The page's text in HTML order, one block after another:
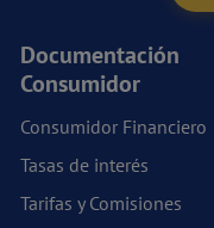
Documentación
Consumidor
Consumidor Financiero
Tasas de interés
Tarifas y Comisiones